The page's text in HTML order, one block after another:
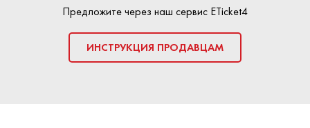
Предложите через наш сервис ETicket4
ИНСТРУКЦИЯ ПРОДАВЦАМ